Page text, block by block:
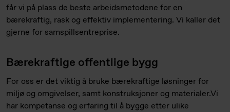
får vi på plass de beste arbeidsmetodene for en
bærekraftig, rask og effektiv implementering. Vi kaller det
gjerne for samspillsentreprise.
Bærekraftige offentlige bygg
For oss er det viktig å bruke bærekraftige løsninger for
miljø og omgivelser, samt konstruksjoner og materialer.Vi
har kompetanse og erfaring til å bygge etter ulike